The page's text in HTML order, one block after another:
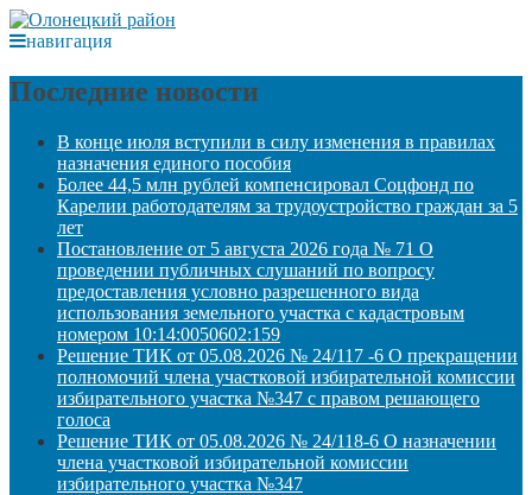
навигация
Последние новости
В конце июля вступили в силу изменения в правилах
назначения единого пособия
Более 44,5 млн рублей компенсировал Соцфонд по
Карелии работодателям за трудоустройство граждан за 5
лет
Постановление от 5 августа 2026 года № 71 О
проведении публичных слушаний по вопросу
предоставления условно разрешенного вида
использования земельного участка с кадастровым
номером 10:14:0050602:159
Решение ТИК от 05.08.2026 № 24/117 -6 О прекращении
полномочий члена участковой избирательной комиссии
избирательного участка №347 с правом решающего
голоса
Решение ТИК от 05.08.2026 № 24/118-6 О назначении
члена участковой избирательной комиссии
избирательного участка №347